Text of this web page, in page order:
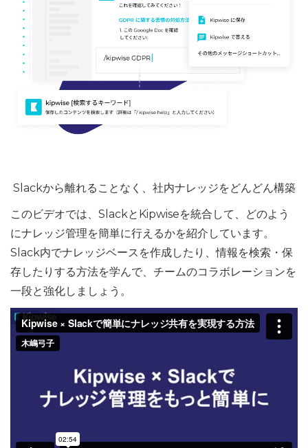
Slackから離れることなく、社内ナレッジをどんどん構築
このビデオでは、SlackとKipwiseを統合して、どのよう
にナレッジ管理を簡単に行えるかを紹介しています。
Slack内でナレッジベースを作成したり、情報を検索・保
存したりする方法を学んで、チームのコラボレーションを
一段と強化しましょう。